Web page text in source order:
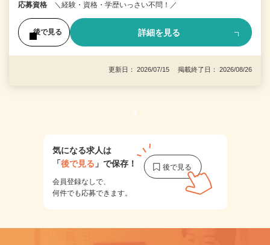
応募資格 ＼経験・資格・学歴いっさい不問！／
後で見る 詳細を見る
更新日： 2026/07/15 掲載終了日： 2026/08/26
1
気になる求人は
「後で見る 」で保存！
会員登録なしで、
何件でも応募できます。